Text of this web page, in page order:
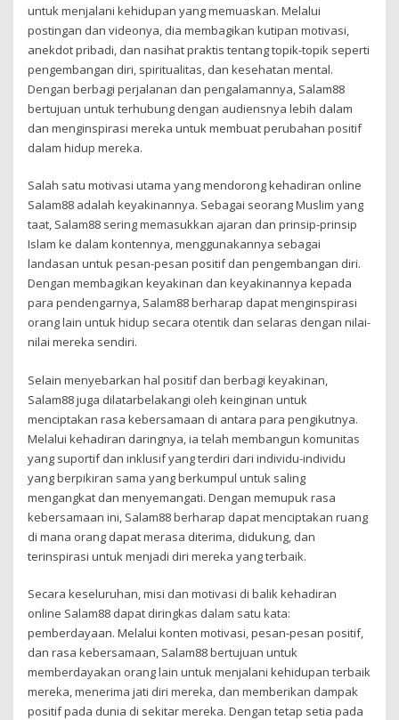
untuk menjalani kehidupan yang memuaskan. Melalui
postingan dan videonya, dia membagikan kutipan motivasi,
anekdot pribadi, dan nasihat praktis tentang topik-topik seperti
pengembangan diri, spiritualitas, dan kesehatan mental.
Dengan berbagi perjalanan dan pengalamannya, Salam88
bertujuan untuk terhubung dengan audiensnya lebih dalam
dan menginspirasi mereka untuk membuat perubahan positif
dalam hidup mereka.
Salah satu motivasi utama yang mendorong kehadiran online
Salam88 adalah keyakinannya. Sebagai seorang Muslim yang
taat, Salam88 sering memasukkan ajaran dan prinsip-prinsip
Islam ke dalam kontennya, menggunakannya sebagai
landasan untuk pesan-pesan positif dan pengembangan diri.
Dengan membagikan keyakinan dan keyakinannya kepada
para pendengarnya, Salam88 berharap dapat menginspirasi
orang lain untuk hidup secara otentik dan selaras dengan nilai-
nilai mereka sendiri.
Selain menyebarkan hal positif dan berbagi keyakinan,
Salam88 juga dilatarbelakangi oleh keinginan untuk
menciptakan rasa kebersamaan di antara para pengikutnya.
Melalui kehadiran daringnya, ia telah membangun komunitas
yang suportif dan inklusif yang terdiri dari individu-individu
yang berpikiran sama yang berkumpul untuk saling
mengangkat dan menyemangati. Dengan memupuk rasa
kebersamaan ini, Salam88 berharap dapat menciptakan ruang
di mana orang dapat merasa diterima, didukung, dan
terinspirasi untuk menjadi diri mereka yang terbaik.
Secara keseluruhan, misi dan motivasi di balik kehadiran
online Salam88 dapat diringkas dalam satu kata:
pemberdayaan. Melalui konten motivasi, pesan-pesan positif,
dan rasa kebersamaan, Salam88 bertujuan untuk
memberdayakan orang lain untuk menjalani kehidupan terbaik
mereka, menerima jati diri mereka, dan memberikan dampak
positif pada dunia di sekitar mereka. Dengan tetap setia pada